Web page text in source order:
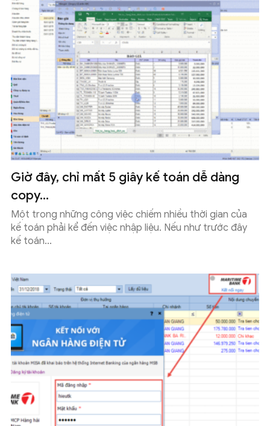
Giờ đây, chỉ mất 5 giây kế toán dễ dàng
copy...
Một trong những công việc chiếm nhiều thời gian của
kế toán phải kể đến việc nhập liệu. Nếu như trước đây
kế toán...